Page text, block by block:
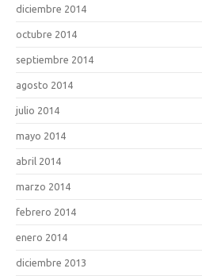
diciembre 2014
octubre 2014
septiembre 2014
agosto 2014
julio 2014
mayo 2014
abril 2014
marzo 2014
febrero 2014
enero 2014
diciembre 2013